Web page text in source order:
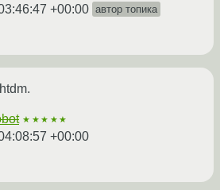
+00:00 автор топика
★★★★★
+00:00